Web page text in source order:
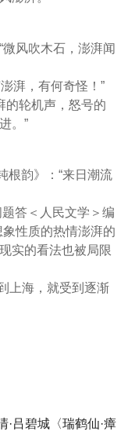
微风吹木石，澎湃闻
湃，有何奇怪！”
的轮机声，怒号的
。”
根韵》：“来日潮流
答＜人民文学＞编
性质的热情澎湃的
实的看法也被局限
上海，就受到逐渐
吕碧城〈瑞鹤仙·瘴